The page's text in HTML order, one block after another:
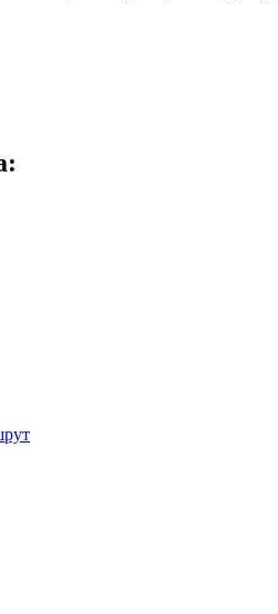
и дел о разрешении
: